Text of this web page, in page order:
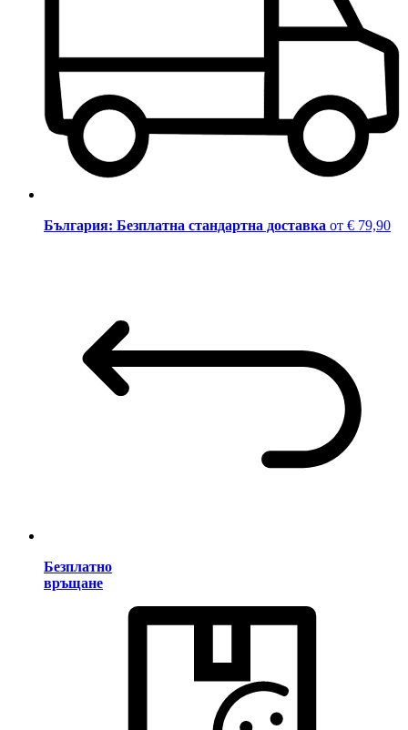
България: Безплатна стандартна доставка от € 79,90
Безплатно
връщане